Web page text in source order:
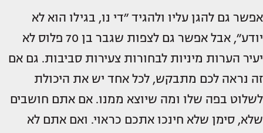
אפשר גם להגן עליו ולהגיד ״די נו, בגילו הוא לא
יודע״, אבל אפשר גם לצפות שגבר בן 70 פלוס לא
יעיר הערות מיניות לבחורות צעירות סביבות. גם אם
זה נראה לכם מתבקש, לכל אחד יש את היכולת
לשלוט בפה שלו ומה שיוצא ממנו. אם אתם חושבים
שלא, סימן שלא חינכו אתכם כראוי. ואם אתם לא